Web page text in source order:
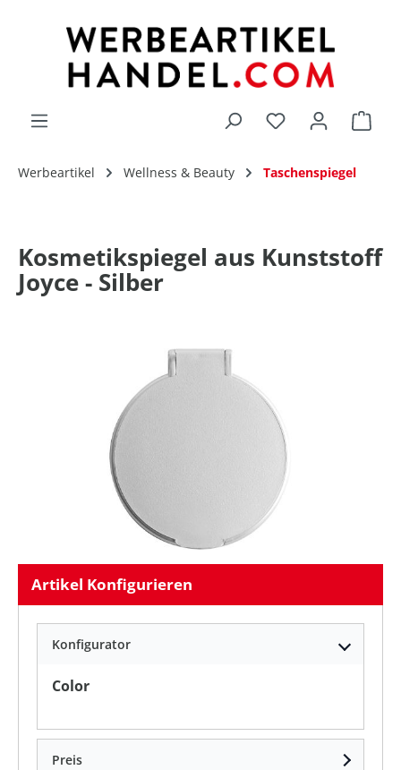
Du hast 0
Werbeartikel Wellness & Beauty Taschenspiegel
Kosmetikspiegel aus Kunststoff
Joyce - Silber
Bildergalerie überspringen
Artikel Konfigurieren
Konfigurator
Colorauswählen
Preis